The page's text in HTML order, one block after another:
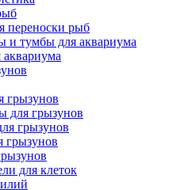
переноски рыб
и тумбы для аквариума
грызунов
для грызунов
грызунов
грызунов
для клеток